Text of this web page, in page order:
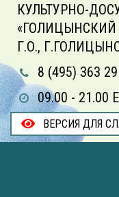
КУЛЬТУРНО-
Г.О.,
8 (495) 363
09.00 -
ВЕРСИЯ ДЛЯ